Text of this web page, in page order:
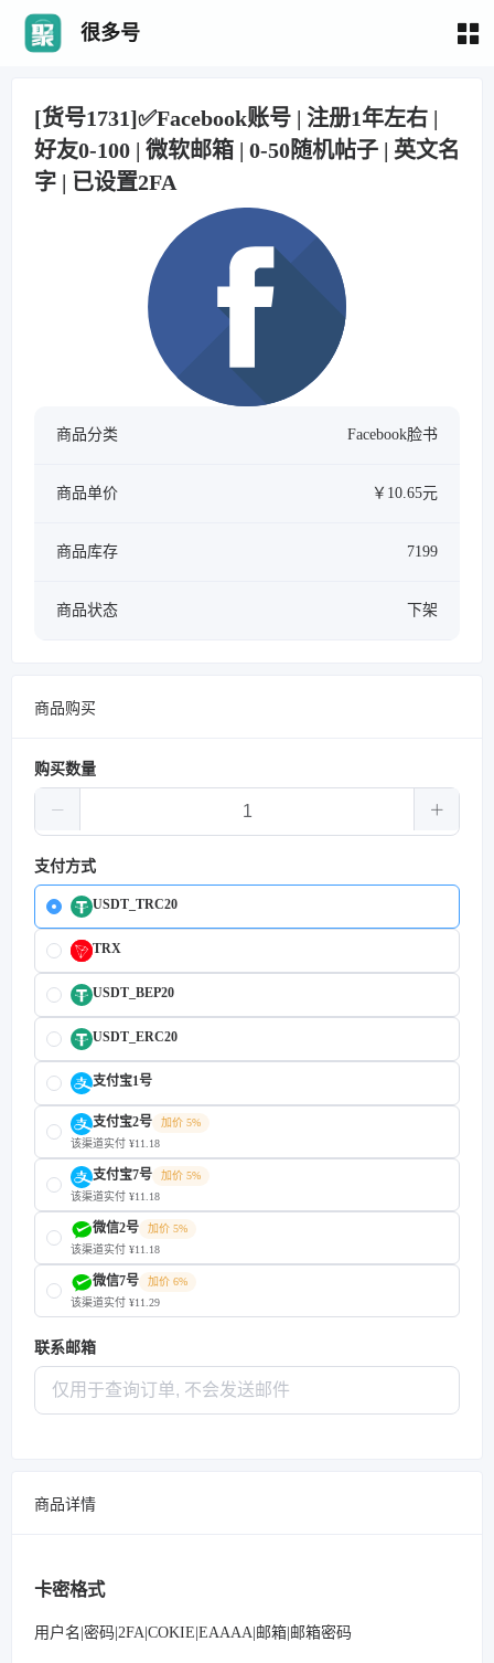
很多号
[货号1731]✅Facebook账号 | 注册1年左右 |
好友0-100 | 微软邮箱 | 0-50随机帖子 | 英文名
字 | 已设置2FA
商品分类 Facebook脸书
商品单价 ￥10.65元
商品库存 7199
商品状态 下架
商品购买
购买数量
支付方式
USDT_TRC20
TRX
USDT_BEP20
USDT_ERC20
支付宝1号
支付宝2号
加价 5%
该渠道实付 ¥11.18
支付宝7号
加价 5%
该渠道实付 ¥11.18
微信2号
加价 5%
该渠道实付 ¥11.18
微信7号
加价 6%
该渠道实付 ¥11.29
联系邮箱
商品详情
卡密格式
用户名|密码|2FA|COKIE|EAAAA|邮箱|邮箱密码